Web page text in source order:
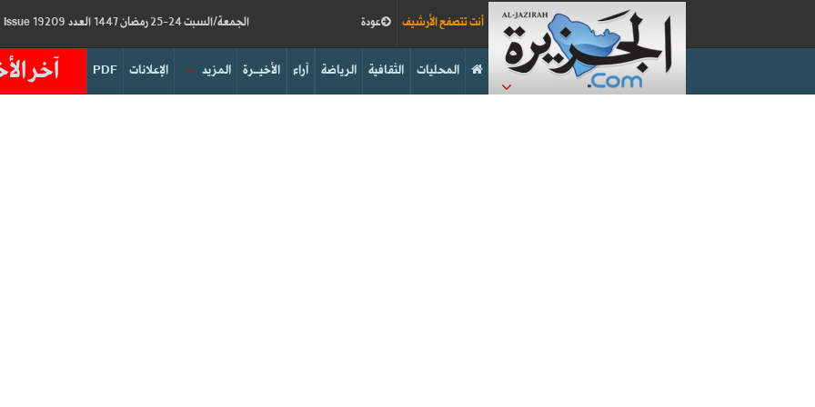
الجمعة/السبت 24-25 رمضان 1447 العدد 19209 Issue عودة أنت تتصفح الأرشيف
آخر PDF الإعلانات المزيد الأخيــرة آراء الرياضة الثقافية المحليات